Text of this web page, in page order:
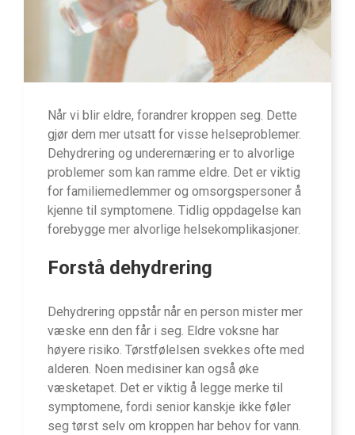
Når vi blir eldre, forandrer kroppen seg. Dette
gjør dem mer utsatt for visse helseproblemer.
Dehydrering og underernæring er to alvorlige
problemer som kan ramme eldre. Det er viktig
for familiemedlemmer og omsorgspersoner å
kjenne til symptomene. Tidlig oppdagelse kan
forebygge mer alvorlige helsekomplikasjoner.
Forstå dehydrering
Dehydrering oppstår når en person mister mer
væske enn den får i seg. Eldre voksne har
høyere risiko. Tørstfølelsen svekkes ofte med
alderen. Noen medisiner kan også øke
væsketapet. Det er viktig å legge merke til
symptomene, fordi senior kanskje ikke føler
seg tørst selv om kroppen har behov for vann.